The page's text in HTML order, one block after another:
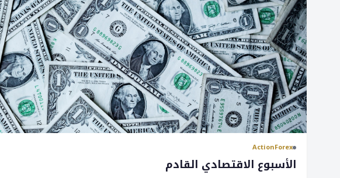
ActionForex
الأسبوع الاقتصادي القادم